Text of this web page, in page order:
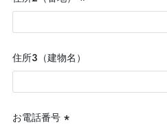
(必
須)
住所３（建物名）
お電話番号